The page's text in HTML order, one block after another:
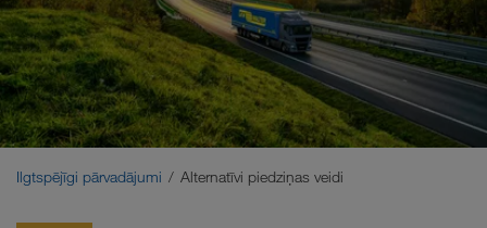
Kombinētie pārvadājumi
Ilgtspējīgi pārvadājumi
Ilgtspējīgi pārvadājumi Alternatīvi piedziņas veidi